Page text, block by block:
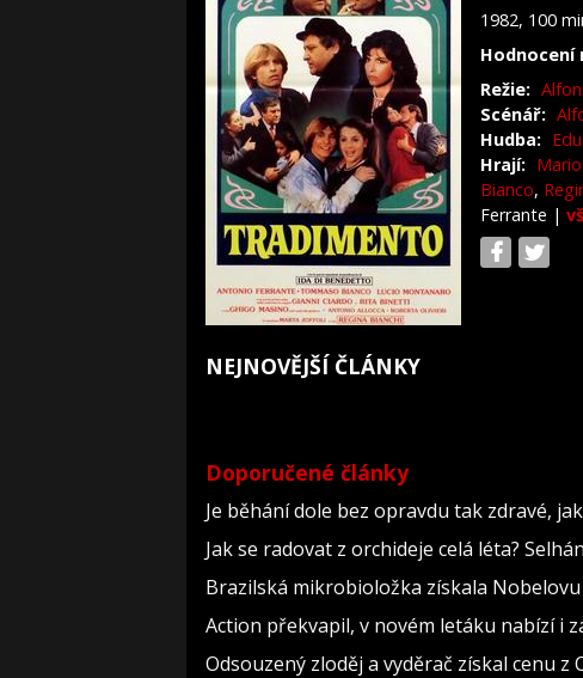
1982, 100
Hodnocení
Režie:
Scénář:
Hudba:
Hrají:
Bianco,
Ferrante |
NEJNOVĚJŠÍ ČLÁNKY
Doporučené články
Je běhání dole bez opravdu tak zdravé,
Jak se radovat z orchideje celá léta?
Brazilská mikrobioložka získala
Action překvapil, v novém letáku nabízí i
Odsouzený zloděj a vyděrač získal cenu